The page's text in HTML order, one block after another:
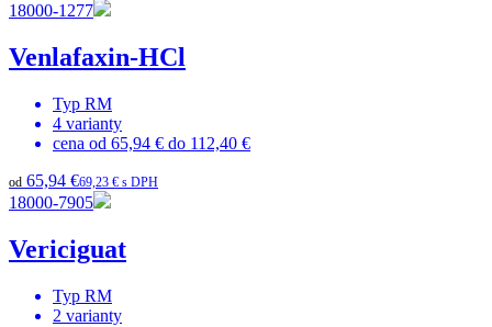
18000-1277
Venlafaxin-HCl
Typ RM
4 varianty
cena od 65,94 € do 112,40 €
od 65,94 €69,23 € s DPH
18000-7905
Vericiguat
Typ RM
2 varianty